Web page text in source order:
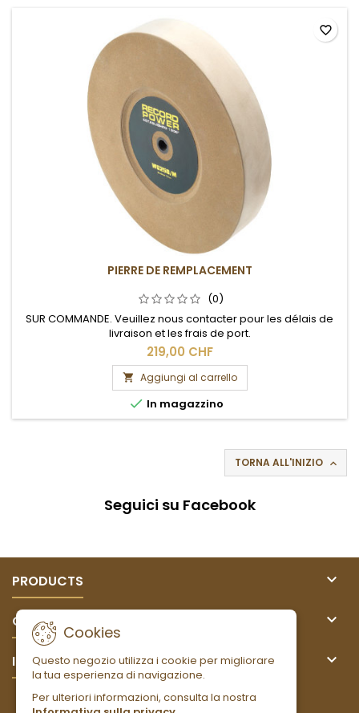
PIERRE DE REMPLACEMENT
(0)
SUR COMMANDE. Veuillez nous contacter pour les délais de
livraison et les frais de port.
219,00 CHF
 Aggiungi al carrello
 In magazzino
favorite_border
TORNA ALL'INIZIO 
Seguici su Facebook
PRODUCTS 
OUR COMPANY 
IL TUO ACCOUNT 
Cookies
Questo negozio utilizza i cookie per migliorare
la tua esperienza di navigazione.
Per ulteriori informazioni, consulta la nostra
NEWSLETTER